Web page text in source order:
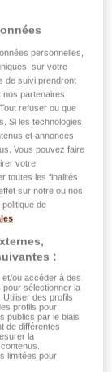
personnelles,
sur votre
de suivi prendront
nos partenaires
refuser ou que
Si les technologies
et annonces
Vous pouvez faire
votre
toutes les finalités
sur notre ou nos
de
:
ou accéder à des
pour sélectionner la
Utiliser des profils
profils pour
publics par le biais
de différentes
la
limitées pour